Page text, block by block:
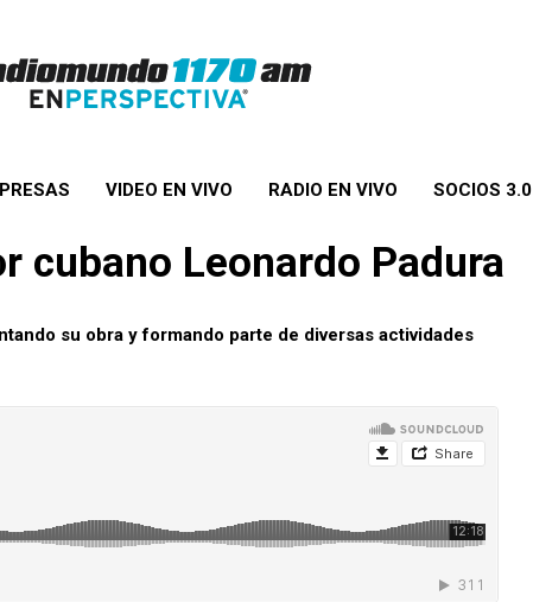
VIDEO EN VIVO RADIO EN VIVO SOCIOS 3.0
cubano Leonardo Padura
su obra y formando parte de diversas actividades